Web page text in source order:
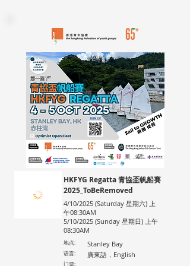
HKFYG Regatta 青協盃帆船賽
2025_ToBeRemoved
4/10/2025 (Saturday 星期六) 上
午08:30AM
5/10/2025 (Sunday 星期日) 上午
08:30AM
地点: Stanley Bay
语言: 廣東語，English
门票: